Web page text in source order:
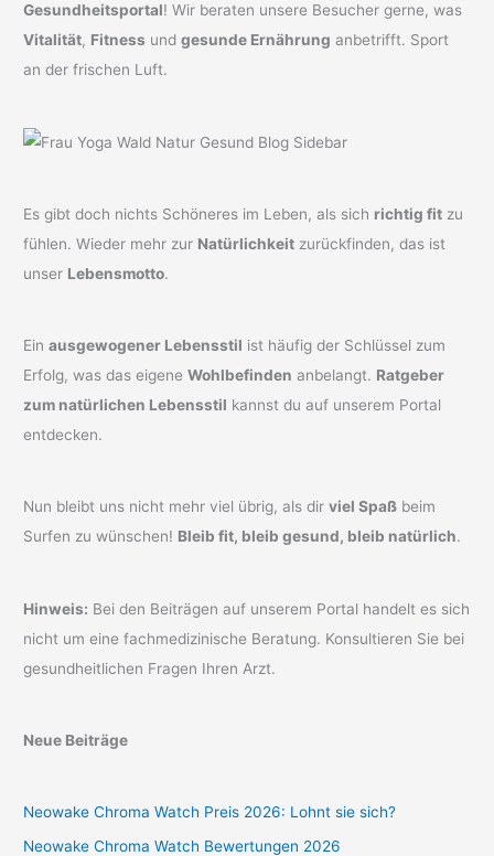
Gesundheitsportal! Wir beraten unsere Besucher gerne, was
Vitalität, Fitness undgesunde Ernährung anbetrifft. Sport
an der frischen Luft.
Es gibt doch nichts Schöneres im Leben, als sich richtig fit zu
fühlen. Wieder mehr zur Natürlichkeit zurückfinden, das ist
unser Lebensmotto.
Einausgewogener Lebensstil ist häufig der Schlüssel zum
Erfolg, was das eigeneWohlbefinden anbelangt. Ratgeber
zum natürlichen Lebensstil kannst du auf unserem Portal
entdecken.
Nun bleibt uns nicht mehr viel übrig, als dirviel Spaß beim
Surfen zu wünschen! Bleib fit, bleib gesund, bleib natürlich.
Hinweis: Bei den Beiträgen auf unserem Portal handelt es sich
nicht um eine fachmedizinische Beratung. Konsultieren Sie bei
gesundheitlichen Fragen Ihren Arzt.
Neue Beiträge
Neowake Chroma Watch Preis 2026: Lohnt sie sich?
Neowake Chroma Watch Bewertungen 2026